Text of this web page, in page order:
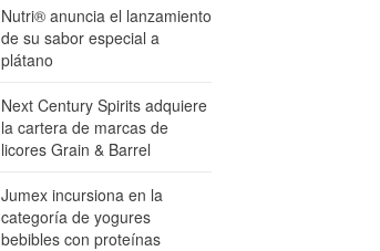
Nutri® anuncia el lanzamiento
de su sabor especial a
plátano
Next Century Spirits adquiere
la cartera de marcas de
licores Grain & Barrel
Jumex incursiona en la
categoría de yogures
bebibles con proteínas